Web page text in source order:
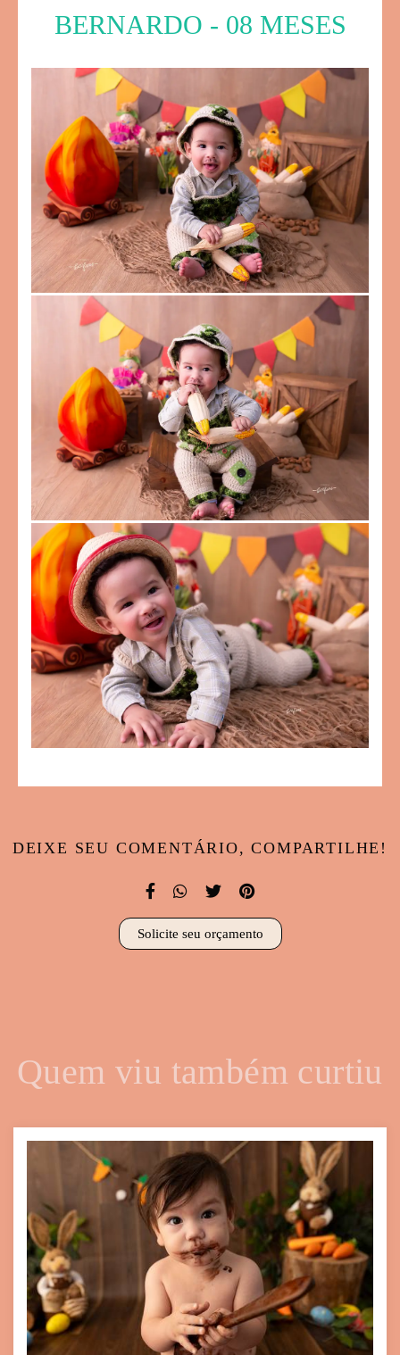
BERNARDO - 08 MESES
DEIXE SEU COMENTÁRIO, COMPARTILHE!
Solicite seu orçamento
Quem viu também curtiu